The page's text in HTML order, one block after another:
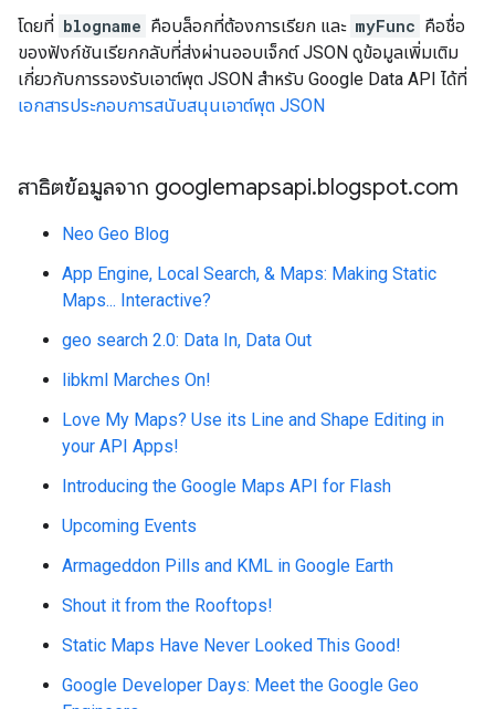
โดยที่ blogname คือบล็อกที่ต้องการเรียก และ myFunc คือชื่อ
ของฟังก์ชันเรียกกลับที่ส่งผ่านออบเจ็กต์ JSON ดูข้อมูลเพิ่มเติม
เกี่ยวกับการรองรับเอาต์พุต JSON สําหรับ Google Data API ได้ที่
เอกสารประกอบการสนับสนุนเอาต์พุต JSON